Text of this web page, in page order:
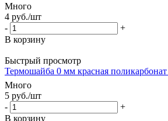
Много
4 руб./шт
-
+
В корзину
Быстрый просмотр
Термошайба 0 мм красная
Много
5 руб./шт
-
+
В корзину